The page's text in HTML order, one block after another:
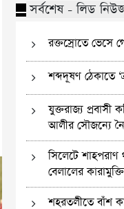
সর্বশেষ - লিড
রক্তস্রোতে ভেসে
শব্দদূষণ ঠেকাতে
যুক্তরাজ্য প্রবাসী
আলীর সৌজন্যে
সিলেটে শাহপরাণ
বেলালের
শহরতলীতে বাঁশ